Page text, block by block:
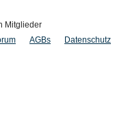
Mitglieder
AGBs Datenschutz